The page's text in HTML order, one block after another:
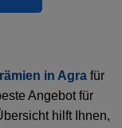
in Agra für
Angebot für
hilft Ihnen,